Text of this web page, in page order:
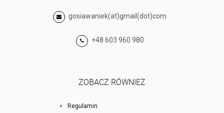
gosiawaniek(at)gmail(dot)com
+48 603 960 980
ZOBACZ RÓWNIEŻ
Regulamin